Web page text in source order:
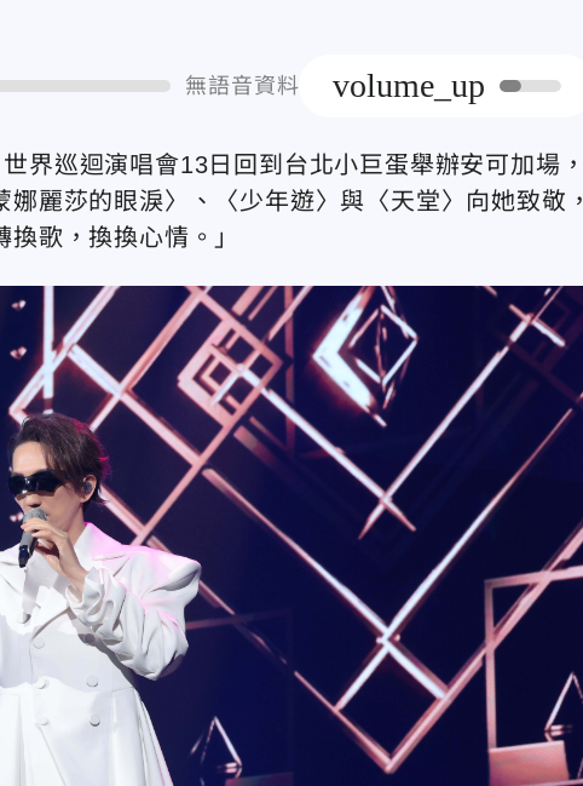
無語音資料 volume_up
界巡迴演唱會13日回到台北小巨蛋舉辦安可加場，
麗莎的眼淚〉、〈少年遊〉與〈天堂〉向她致敬，
歌，換換心情。」